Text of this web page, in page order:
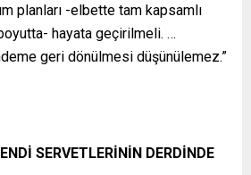
planları -elbette tam kapsamlı
hayata geçirilmeli. …
geri dönülmesi düşünülemez.”
SERVETLERİNİN DERDİNDE